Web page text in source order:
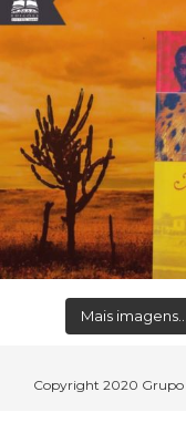
Mais imagens...
Copyright 2020 Grupo